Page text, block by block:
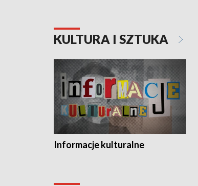
KULTURA I SZTUKA
Informacje kulturalne